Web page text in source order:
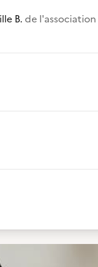
B. de l'association